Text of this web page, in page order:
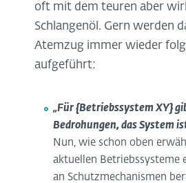
oft mit dem teuren aber
Schlangenöl. Gern werden
Atemzug immer wieder
aufgeführt:
„Für {Betriebssystem XY}
Bedrohungen, das System
Nun, wie schon oben
aktuellen Betriebssysteme
an Schutzmechanismen